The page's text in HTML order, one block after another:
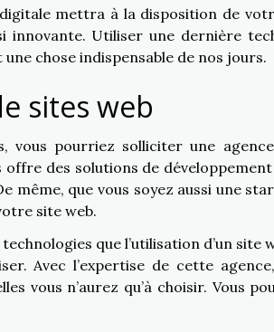
mettra à la disposition de
innovante. Utiliser une dernière
chose indispensable de nos jours.
sites web
vous pourriez solliciter une
des solutions de
que vous soyez aussi une
site web.
que l’utilisation d’un site
Avec l’expertise de cette
vous n’aurez qu’à choisir. Vous